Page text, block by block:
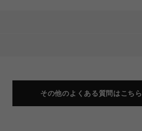
その他のよくある質問はこちら